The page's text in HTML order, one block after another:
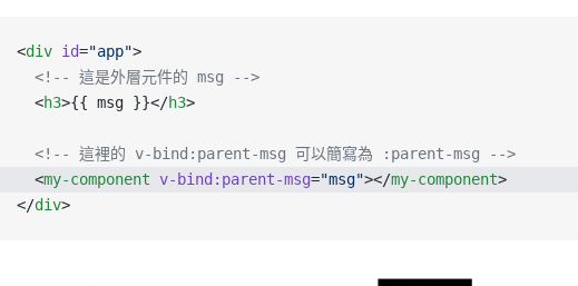
<div id="app">
  <!-- 這是外層元件的 msg -->
  <
h3>{{ msg }}</h3>
  <!-- 這裡的 v-bind:parent-msg 可以簡寫為 :parent-msg -->
  <
my-component v-bind:parent-msg="msg"></my-component>
</div>